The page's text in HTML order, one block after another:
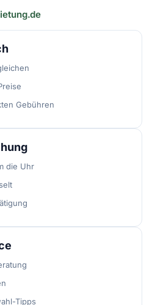
Gebühren
die Uhr
Tipps